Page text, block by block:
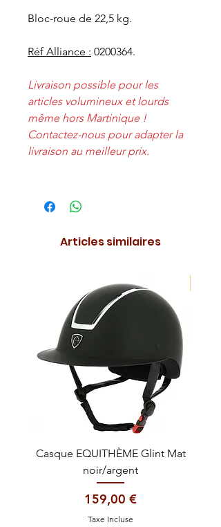
Bloc-roue de 22,5 kg.
Réf Alliance : 0200364.
Livraison possible pour les
articles volumineux et lourds
même hors Martinique !
Contactez-nous pour adapter la
livraison au meilleur prix.
Articles similaires
Casque EQUITHÈME Glint Mat
noir/argent
Prix
159,00 €
Taxe Incluse